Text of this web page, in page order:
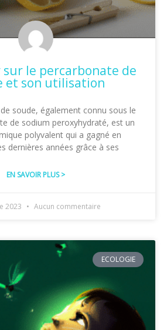
le percarbonate de
et son utilisation
soude, également connu sous le
de sodium peroxyhydraté, est un
polyvalent qui a gagné en
dernières années grâce à ses
EN SAVOIR PLUS >
2023 Aucun commentaire
ECOLOGIE